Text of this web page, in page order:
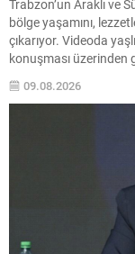
Trabzon’un Araklı ve
bölge yaşamını,
çıkarıyor. Videoda
konuşması üzerinden
şekilde “Tutma beni,
09.08.2026